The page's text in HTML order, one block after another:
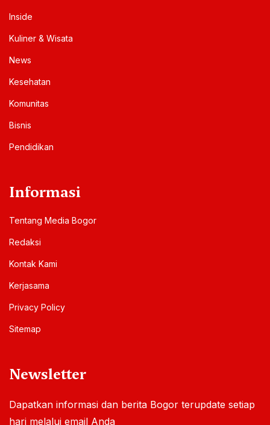
Inside
Kuliner & Wisata
News
Kesehatan
Komunitas
Bisnis
Pendidikan
Informasi
Tentang Media Bogor
Redaksi
Kontak Kami
Kerjasama
Privacy Policy
Sitemap
Newsletter
Dapatkan informasi dan berita Bogor terupdate setiap
hari melalui email Anda